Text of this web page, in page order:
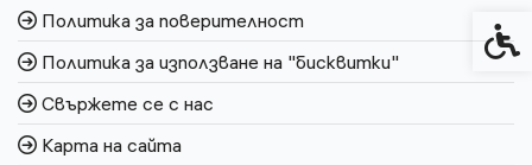
Политика за поверителност
Политика за използване на "бисквитки"
Свържете се с нас
Карта на сайта